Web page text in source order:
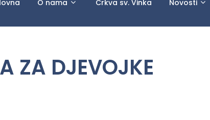
O nama Crkva sv. Vinka Novosti
ZA DJEVOJKE